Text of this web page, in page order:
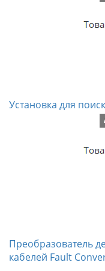
Установка для
Преобразователь
кабелей Fault